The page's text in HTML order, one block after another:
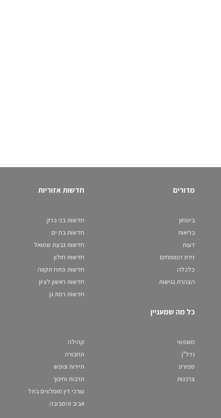
מדורים
ביטחון
בריאות
דעות
זירת המומחים
כלכלה
הצהרת נגישות
חדשות אזוריות
חדשות בני ברק
חדשות בת ים
חדשות גבעת שמואל
חדשות חולון
חדשות פתח תקווה
חדשות ראשון לציון
חדשות רמת גן
כל מה שמעניין
משפטי
נדל"ן
ספורט
צרכנות
קהילה
תחבורה
תיירות ונופש
תרבות וחינוך
עורכי דין מומלצים בתל
אביב והסביבה